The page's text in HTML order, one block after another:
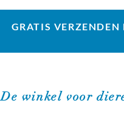
GRATIS
De winkel voor